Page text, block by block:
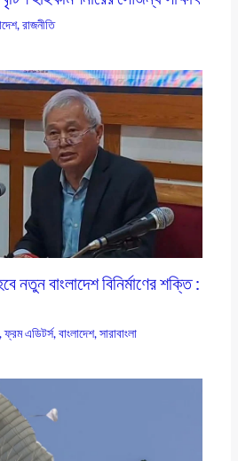
,রাজনীতি
নতুন বাংলাদেশ বিনির্মাণের শক্তি :
,ফ্রম এডিটর্স,বাংলাদেশ,সারাবাংলা